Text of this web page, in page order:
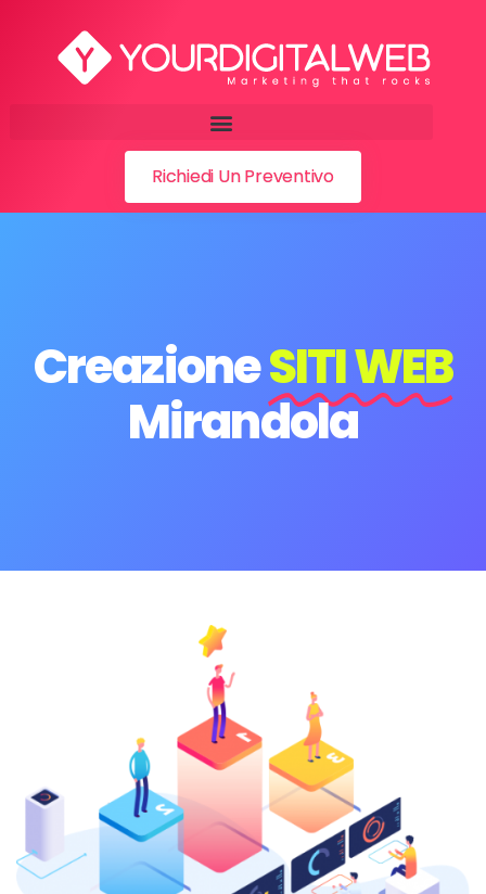
Richiedi Un Preventivo
CreazioneSITI WEB
Mirandola